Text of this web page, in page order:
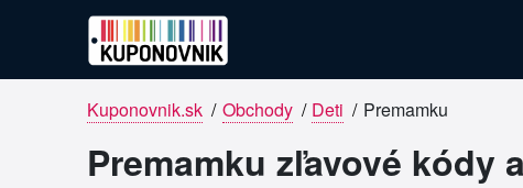
Kuponovnik.sk / Obchody / Deti / Premamku
Premamku zľavové kódy
Overené kupóny pre Premamku